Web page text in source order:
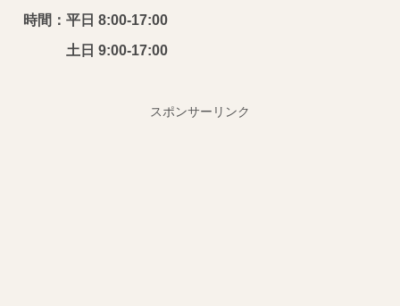
時間：平日 8:00-17:00
土日 9:00-17:00
スポンサーリンク